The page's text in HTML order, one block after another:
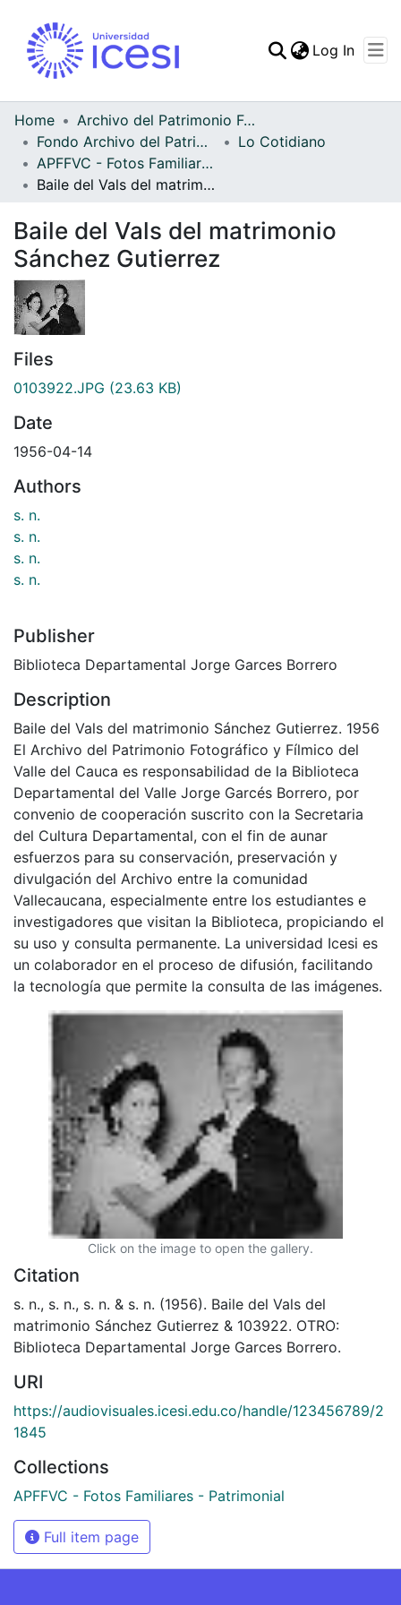
Statistics
Log In
Home
Archivo del Patrimonio Fotográfico y Fílmico del Valle del Cauca
Fondo Archivo del Patrimonio Fotográfico y Fílmico del Valle del Cauca
Lo Cotidiano
APFFVC - Fotos Familiares - Patrimonial
Baile del Vals del matrimonio Sánchez Gutierrez
Baile del Vals del matrimonio
Sánchez Gutierrez
Files
0103922.JPG (23.63 KB)
Date
1956-04-14
Authors
s. n.
s. n.
s. n.
s. n.
Publisher
Biblioteca Departamental Jorge Garces Borrero
Description
Baile del Vals del matrimonio Sánchez Gutierrez. 1956
El Archivo del Patrimonio Fotográfico y Fílmico del
Valle del Cauca es responsabilidad de la Biblioteca
Departamental del Valle Jorge Garcés Borrero, por
convenio de cooperación suscrito con la Secretaria
del Cultura Departamental, con el fin de aunar
esfuerzos para su conservación, preservación y
divulgación del Archivo entre la comunidad
Vallecaucana, especialmente entre los estudiantes e
investigadores que visitan la Biblioteca, propiciando el
su uso y consulta permanente. La universidad Icesi es
un colaborador en el proceso de difusión, facilitando
la tecnología que permite la consulta de las imágenes.
Click on the image to open the gallery.
Citation
s. n., s. n., s. n. & s. n. (1956). Baile del Vals del
matrimonio Sánchez Gutierrez & 103922. OTRO:
Biblioteca Departamental Jorge Garces Borrero.
URI
https://audiovisuales.icesi.edu.co/handle/123456789/2
1845
Collections
APFFVC - Fotos Familiares - Patrimonial
Full item page